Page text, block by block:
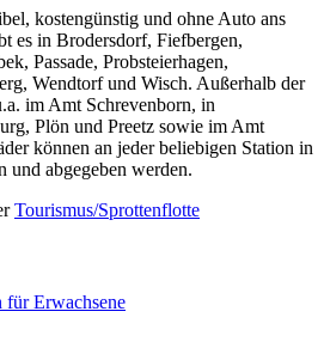
kostengünstig und ohne Auto ans
es in Brodersdorf, Fiefbergen,
Passade, Probsteierhagen,
Wendtorf und Wisch. Außerhalb der
im Amt Schrevenborn, in
Plön und Preetz sowie im Amt
können an jeder beliebigen Station in
und abgegeben werden.
Tourismus/Sprottenflotte
für Erwachsene